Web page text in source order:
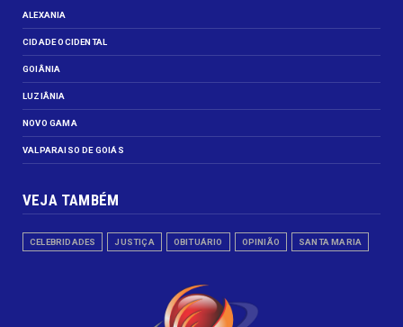
ALEXANIA
CIDADE OCIDENTAL
GOIÂNIA
LUZIÂNIA
NOVO GAMA
VALPARAISO DE GOIÁS
VEJA TAMBÉM
CELEBRIDADES JUSTIÇA OBITUÁRIO OPINIÃO SANTA MARIA